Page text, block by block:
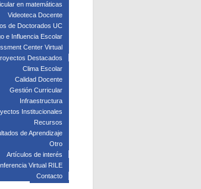
en matemáticas
Videoteca Docente
de Doctorados UC
e Influencia Escolar
Center Virtual
Destacados
Clima Escolar
Calidad Docente
Gestión Curricular
Infraestructura
Institucionales
Recursos
de Aprendizaje
Otro
Artículos de interés
Virtual RILE
Contacto